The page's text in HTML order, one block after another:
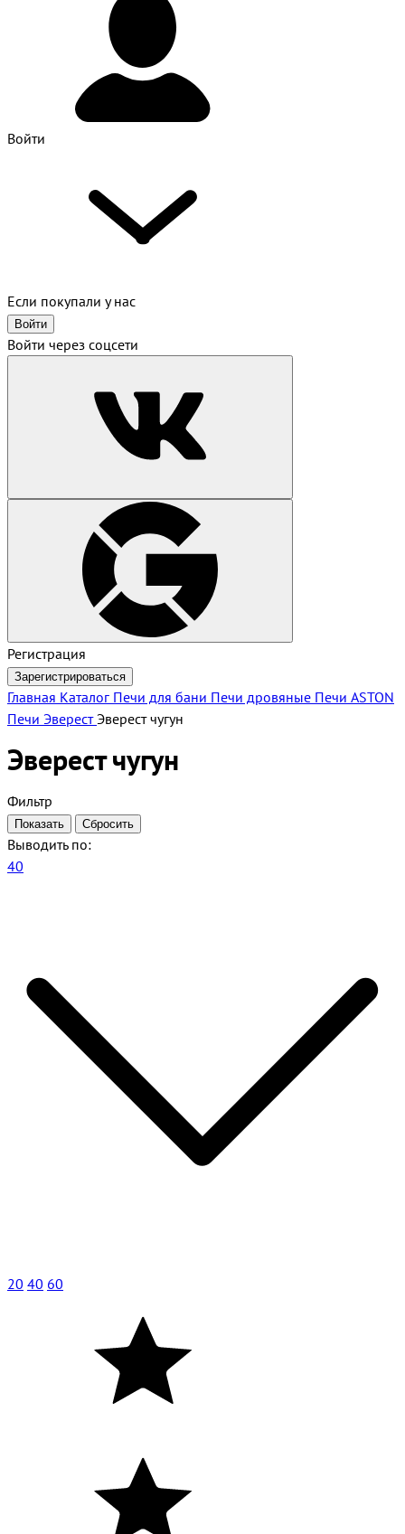
Войти
Если покупали у нас
Войти
Войти через соцсети
Регистрация
Зарегистрироваться
Главная Каталог Печи для бани Печи дровяные Печи ASTON
Печи Эверест Эверест чугун
Эверест чугун
Фильтр
Выводить по:
40
20 40 60